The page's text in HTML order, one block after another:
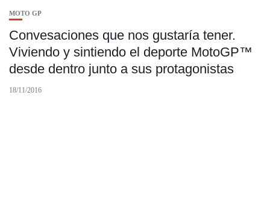
MOTO GP
Convesaciones que nos gustaría tener.
Viviendo y sintiendo el deporte MotoGP™
desde dentro junto a sus protagonistas
18/11/2016